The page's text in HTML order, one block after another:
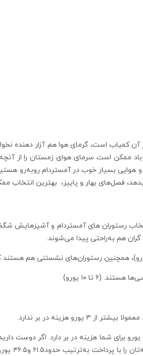
است، گرمای هوا هم آزار دهنده
ممکن است سرمای هوای زمستان را از
و هوایی بسیار خوب در آمستردام روبه‌رو
فصل‌های بهار و پاییز، بهترین انتخاب
رستوران‌ های آمستردام و آشپزهایش
گران هم به‌راحتی پیدا می‌شوند.
(۶ تا ۱۰ یورو)
هزینه در بر ندارد.
نوشیدن قهوه، اسپرسو و کاپوچینو در یک کافی‌شاپ یا کافه حدود ۲ تا ۲.۸۰ یورو
غذای